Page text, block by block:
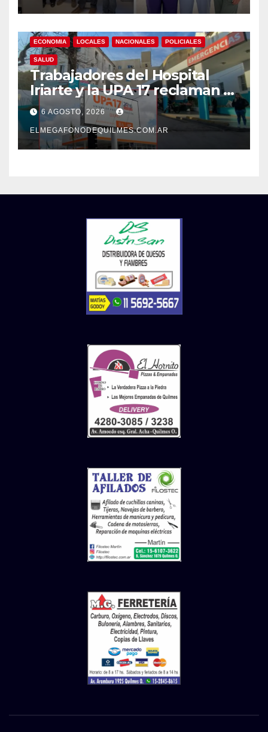
ECONOMIA LOCALES NACIONALES POLICIALES
SALUD
Trabajadores del Hospital
Iriarte y la UPA 17 reclaman el
pase a planta de becarios y
mejoras laborales
6 AGOSTO, 2026
ELMEGAFONODEQUILMES.COM.AR